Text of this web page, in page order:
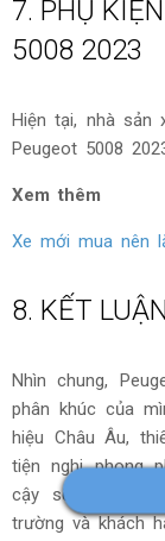
thì Peugeot
Động cơ được
Về an toàn, cả 2
hữu gói công
báo giới hạn tốc
lái mất tập trung.
các tính năng
khiển hành trình
Bạn muốnLÁI
ý gia đình bạn?